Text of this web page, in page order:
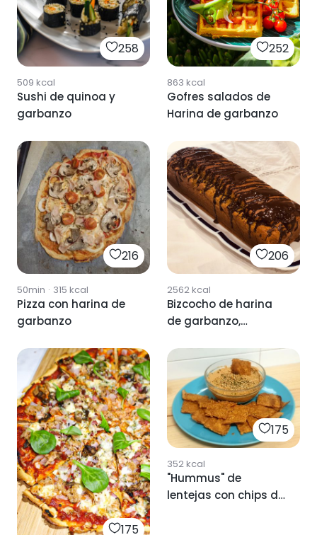
258
509 kcal
Sushi de quinoa y
garbanzo
252
863 kcal
Gofres salados de
Harina de garbanzo
216
50min · 315 kcal
Pizza con harina de
garbanzo
206
2562kcal
Bizcocho de harina
de garbanzo,
175
175
352kcal
"Hummus" de
lentejas con chips de